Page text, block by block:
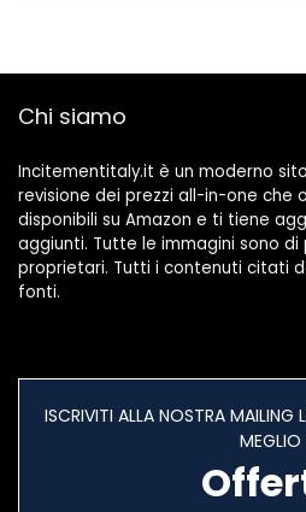
Proteine, Calcio e
4×220 ml, Gusto
Chi siamo
Incitementitaly.it è un moderno
revisione dei prezzi all-in-one
disponibili su Amazon e ti tiene
aggiunti. Tutte le immagini sono
proprietari. Tutti i contenuti citati
fonti.
ISCRIVITI ALLA NOSTRA MAILING
MEGLIO